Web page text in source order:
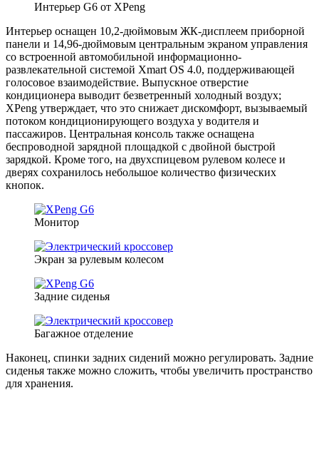
Интерьер G6 от XPeng
Интерьер оснащен 10,2-дюймовым ЖК-дисплеем приборной
панели и 14,96-дюймовым центральным экраном управления
со встроенной автомобильной информационно-
развлекательной системой Xmart OS 4.0, поддерживающей
голосовое взаимодействие. Выпускное отверстие
кондиционера выводит безветренный холодный воздух;
XPeng утверждает, что это снижает дискомфорт, вызываемый
потоком кондиционирующего воздуха у водителя и
пассажиров. Центральная консоль также оснащена
беспроводной зарядной площадкой с двойной быстрой
зарядкой. Кроме того, на двухспицевом рулевом колесе и
дверях сохранилось небольшое количество физических
кнопок.
Монитор
Экран за рулевым колесом
Задние сиденья
Багажное отделение
Наконец, спинки задних сидений можно регулировать. Задние
сиденья также можно сложить, чтобы увеличить пространство
для хранения.